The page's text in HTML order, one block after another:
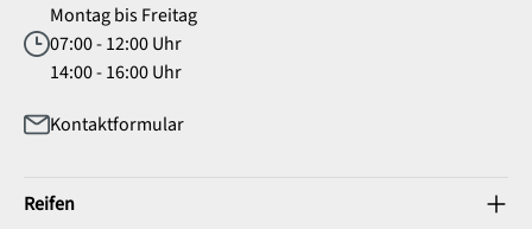
Montag bis Freitag
07:00 - 12:00 Uhr
14:00 - 16:00 Uhr
Kontaktformular
Reifen